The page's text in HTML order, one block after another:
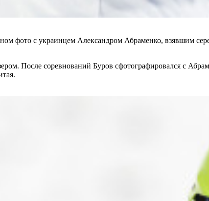
фото с украинцем Александром Абраменко, взявшим
После соревнований Буров сфотографировался с